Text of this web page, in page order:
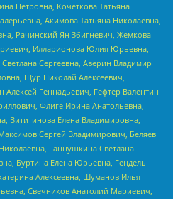
Петровна, Кочеткова Татьяна
Акимова Татьяна Николаевна,
Рачинский Ян Збигневич, Жемкова
Илларионова Юлия Юрьевна,
Сергеевна, Аверин Владимир
Щур Николай Алексеевич,
Геннадьевич, Гефтер Валентин
Флиге Ирина Анатольевна,
Вититинова Елена Владимировна,
Сергей Владимирович, Беляев
Ганнушкина Светлана
Буртина Елена Юрьевна, Гендель
Алексеевна, Шуманов Илья
Свечников Анатолий Мариевич,